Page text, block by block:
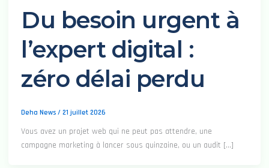
Du besoin urgent à
l’expert digital :
zéro délai perdu
Deha News / 21 juillet 2026
Vous avez un projet web qui ne peut pas attendre, une
campagne marketing à lancer sous quinzaine, ou un audit […]